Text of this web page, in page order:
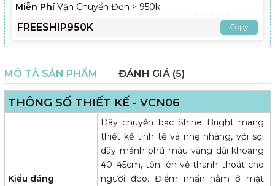
Miễn PhíVận Chuyển Đơn > 950k
FREESHIP950K Copy
MÔ TẢ SẢN PHẨM ĐÁNH GIÁ (5)
THÔNG SỐ THIẾT KẾ - VCN06
Kiểu dáng
Dây chuyền bạc Shine Bright mang
thiết kế tinh tế và nhẹ nhàng, với sợi
dây mảnh phủ màu vàng dài khoảng
40–45cm, tôn lên vẻ thanh thoát cho
người đeo. Điểm nhấn nằm ở mặt